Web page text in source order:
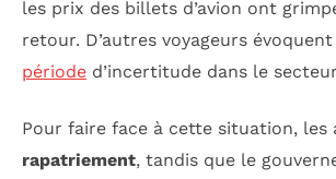
les prix des billets d’avion ont
retour. D’autres voyageurs
période d’incertitude dans le
Pour faire face à cette situation,
rapatriement, tandis que le